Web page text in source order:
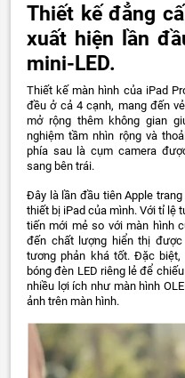
Thiết kế đẳng
xuất hiện lần
mini-LED.
Thiết kế màn hình của iPad
đều ở cả 4 cạnh, mang đến
mở rộng thêm không gian
nghiệm tầm nhìn rộng và
phía sau là cụm camera
sang bên trái.
Đây là lần đầu tiên Apple
thiết bị iPad của mình. Với tỉ lệ
tiến mới mẻ so với màn hình
đến chất lượng hiển thị
tương phản khá tốt. Đặc biệt,
bóng đèn LED riêng lẻ để
nhiều lợi ích như màn hình
ảnh trên màn hình.